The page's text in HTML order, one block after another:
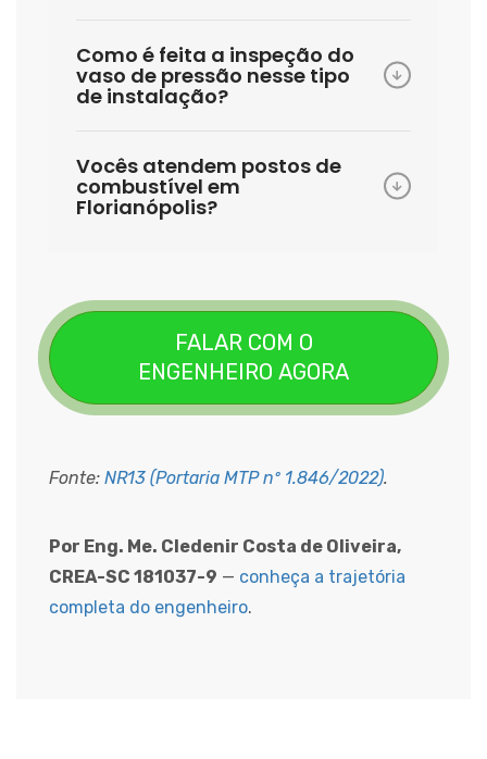
Como é feita a inspeção do
vaso de pressão nesse tipo
de instalação?
Vocês atendem postos de
combustível em
Florianópolis?
FALAR COM O
ENGENHEIRO AGORA
Fonte: NR13 (Portaria MTP nº 1.846/2022).
Por Eng. Me. Cledenir Costa de Oliveira,
CREA-SC 181037-9 — conheça a trajetória
completa do engenheiro.